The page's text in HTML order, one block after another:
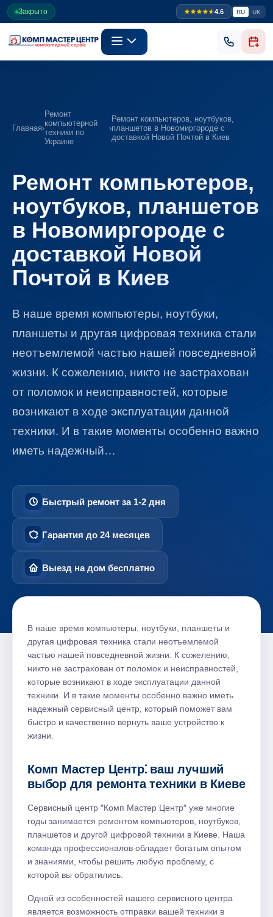
Закрыто 4.6 RU UK
Главная›
Ремонт
компьютерной
техники по
Украине
›
Ремонт компьютеров, ноутбуков,
планшетов в Новомиргороде с
доставкой Новой Почтой в Киев
Ремонт компьютеров,
ноутбуков, планшетов
в Новомиргороде с
доставкой Новой
Почтой в Киев
В наше время компьютеры, ноутбуки,
планшеты и другая цифровая техника стали
неотъемлемой частью нашей повседневной
жизни. К сожелению, никто не застрахован
от поломок и неисправностей, которые
возникают в ходе эксплуатации данной
техники.​ И в такие моменты особенно важно
иметь надежный…
Быстрый ремонт за 1-2 дня
Гарантия до 24 месяцев
Выезд на дом бесплатно
В наше время компьютеры, ноутбуки, планшеты и
другая цифровая техника стали неотъемлемой
частью нашей повседневной жизни. К сожелению,
никто не застрахован от поломок и неисправностей,
которые возникают в ходе эксплуатации данной
техники.​ И в такие моменты особенно важно иметь
надежный сервисный центр, который поможет вам
быстро и качественно вернуть ваше устройство к
жизни.​
Комп Мастер Центр⁚ ваш лучший
выбор для ремонта техники в Киеве
Сервисный центр ″Комп Мастер Центр″ уже многие
годы занимается ремонтом компьютеров, ноутбуков,
планшетов и другой цифровой техники в Киеве. Наша
команда профессионалов обладает богатым опытом
и знаниями, чтобы решить любую проблему, с
которой вы обратились.​
Одной из особенностей нашего сервисного центра
является возможность отправки вашей техники в